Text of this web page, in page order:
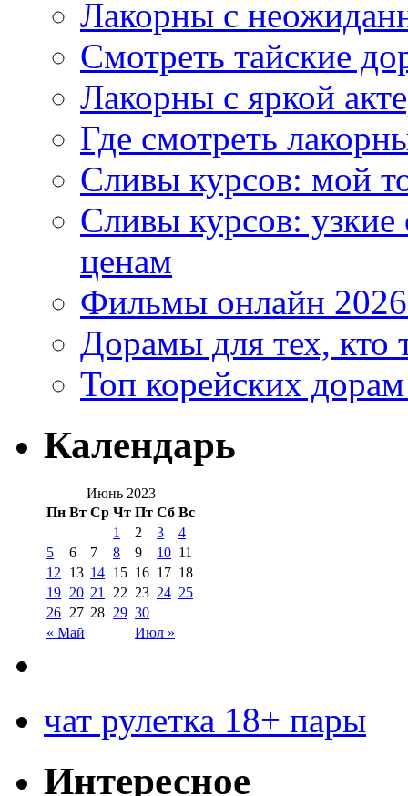
Лакорны с
Смотреть тайские
Лакорны с яркой
Где смотреть
Сливы курсов: мой
Сливы курсов:
ценам
Фильмы онлайн
Дорамы для тех, кто
Топ корейских
Календарь
Июнь 2023
Пн Вт Ср Чт Пт Сб Вс
« Май Июл »
1 2 3
4
5
6 7 8 9 10 11
12
13 14 15 16 17 18
19 20 21 22 23 24 25
26 27 28 29 30
чат рулетка 18+ пары
Интересное